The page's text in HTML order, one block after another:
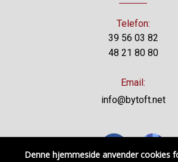
Telefon:
39 56 03 82
48 21 80 80
Email:
info@bytoft.net
Denne hjemmeside anvender cookies